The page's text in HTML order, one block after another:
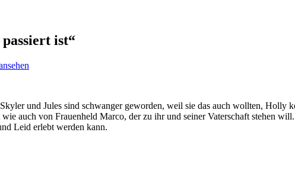
passiert ist“
und Jules sind schwanger geworden, weil sie das auch wollten, Holly
auch von Frauenheld Marco, der zu ihr und seiner Vaterschaft stehen
Leid erlebt werden kann.